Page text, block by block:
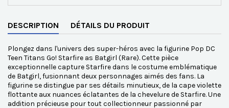
DESCRIPTION DÉTAILS DU PRODUIT
Plongez dans l'univers des super-héros avec la figurine Pop DC
Teen Titans Go! Starfire as Batgirl (Rare). Cette pièce
exceptionnelle capture Starfire dans le costume emblématique
de Batgirl, fusionnant deux personnages aimés des fans. La
figurine se distingue par ses détails minutieux, de la cape violette
flottante aux nuances éclatantes de la chevelure de Starfire. Une
addition précieuse pour tout collectionneur passionné par